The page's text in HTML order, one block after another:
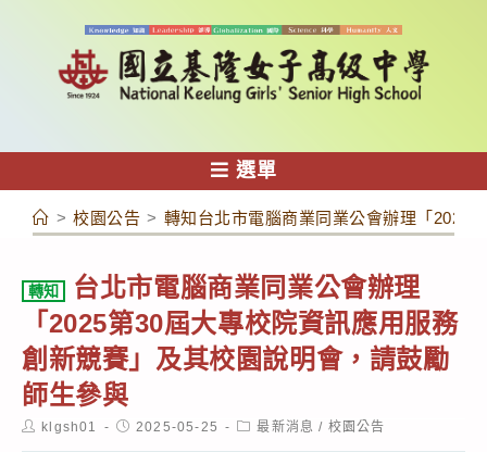
容
選單
> 校園公告 > 轉知台北市電腦商業同業公會辦理「2025
轉知
台北市電腦商業同業公會辦理
「2025第30屆大專校院資訊應用服務
創新競賽」及其校園說明會，請鼓勵
師生參與
Postklgsh01
Post2025-05-25
Post最新消息 / 校園公告